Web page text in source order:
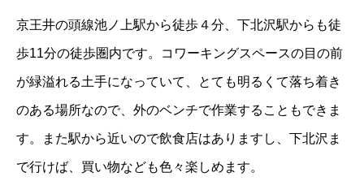
京王井の頭線池ノ上駅から徒歩４分、下北沢駅からも徒
歩11分の徒歩圏内です。コワーキングスペースの目の前
が緑溢れる土手になっていて、とても明るくて落ち着き
のある場所なので、外のベンチで作業することもできま
す。また駅から近いので飲食店はありますし、下北沢ま
で行けば、買い物なども色々楽しめます。